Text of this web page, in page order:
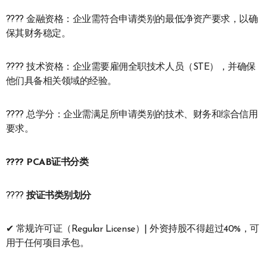
???? 金融资格：企业需符合申请类别的最低净资产要求，以确
保其财务稳定。
???? 技术资格：企业需要雇佣全职技术人员（STE），并确保
他们具备相关领域的经验。
???? 总学分：企业需满足所申请类别的技术、财务和综合信用
要求。
???? PCAB证书分类
????按证书类别划分
✔ 常规许可证（Regular License）| 外资持股不得超过40%，可
用于任何项目承包。